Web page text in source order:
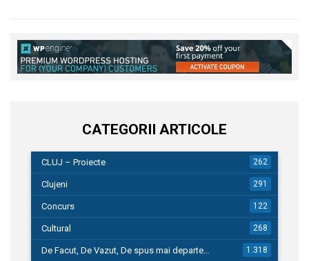
CATEGORII ARTICOLE
CLUJ – Proiecte 262
Clujeni 291
Concurs 122
Cultural 268
De Facut, De Vazut, De spus mai departe… 1.318